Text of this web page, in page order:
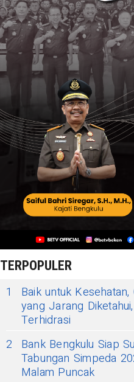
TERPOPULER
1
Baik untuk
yang Jarang
Terhidrasi
2
Bank Bengkulu Siap
Tabungan Simpeda
Malam Puncak